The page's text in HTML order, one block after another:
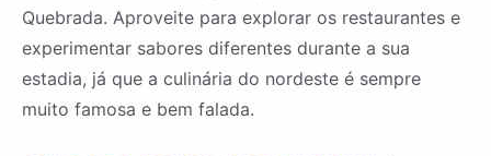
Quebrada. Aproveite para explorar os restaurantes e
experimentar sabores diferentes durante a sua
estadia, já que a culinária do nordeste é sempre
muito famosa e bem falada.